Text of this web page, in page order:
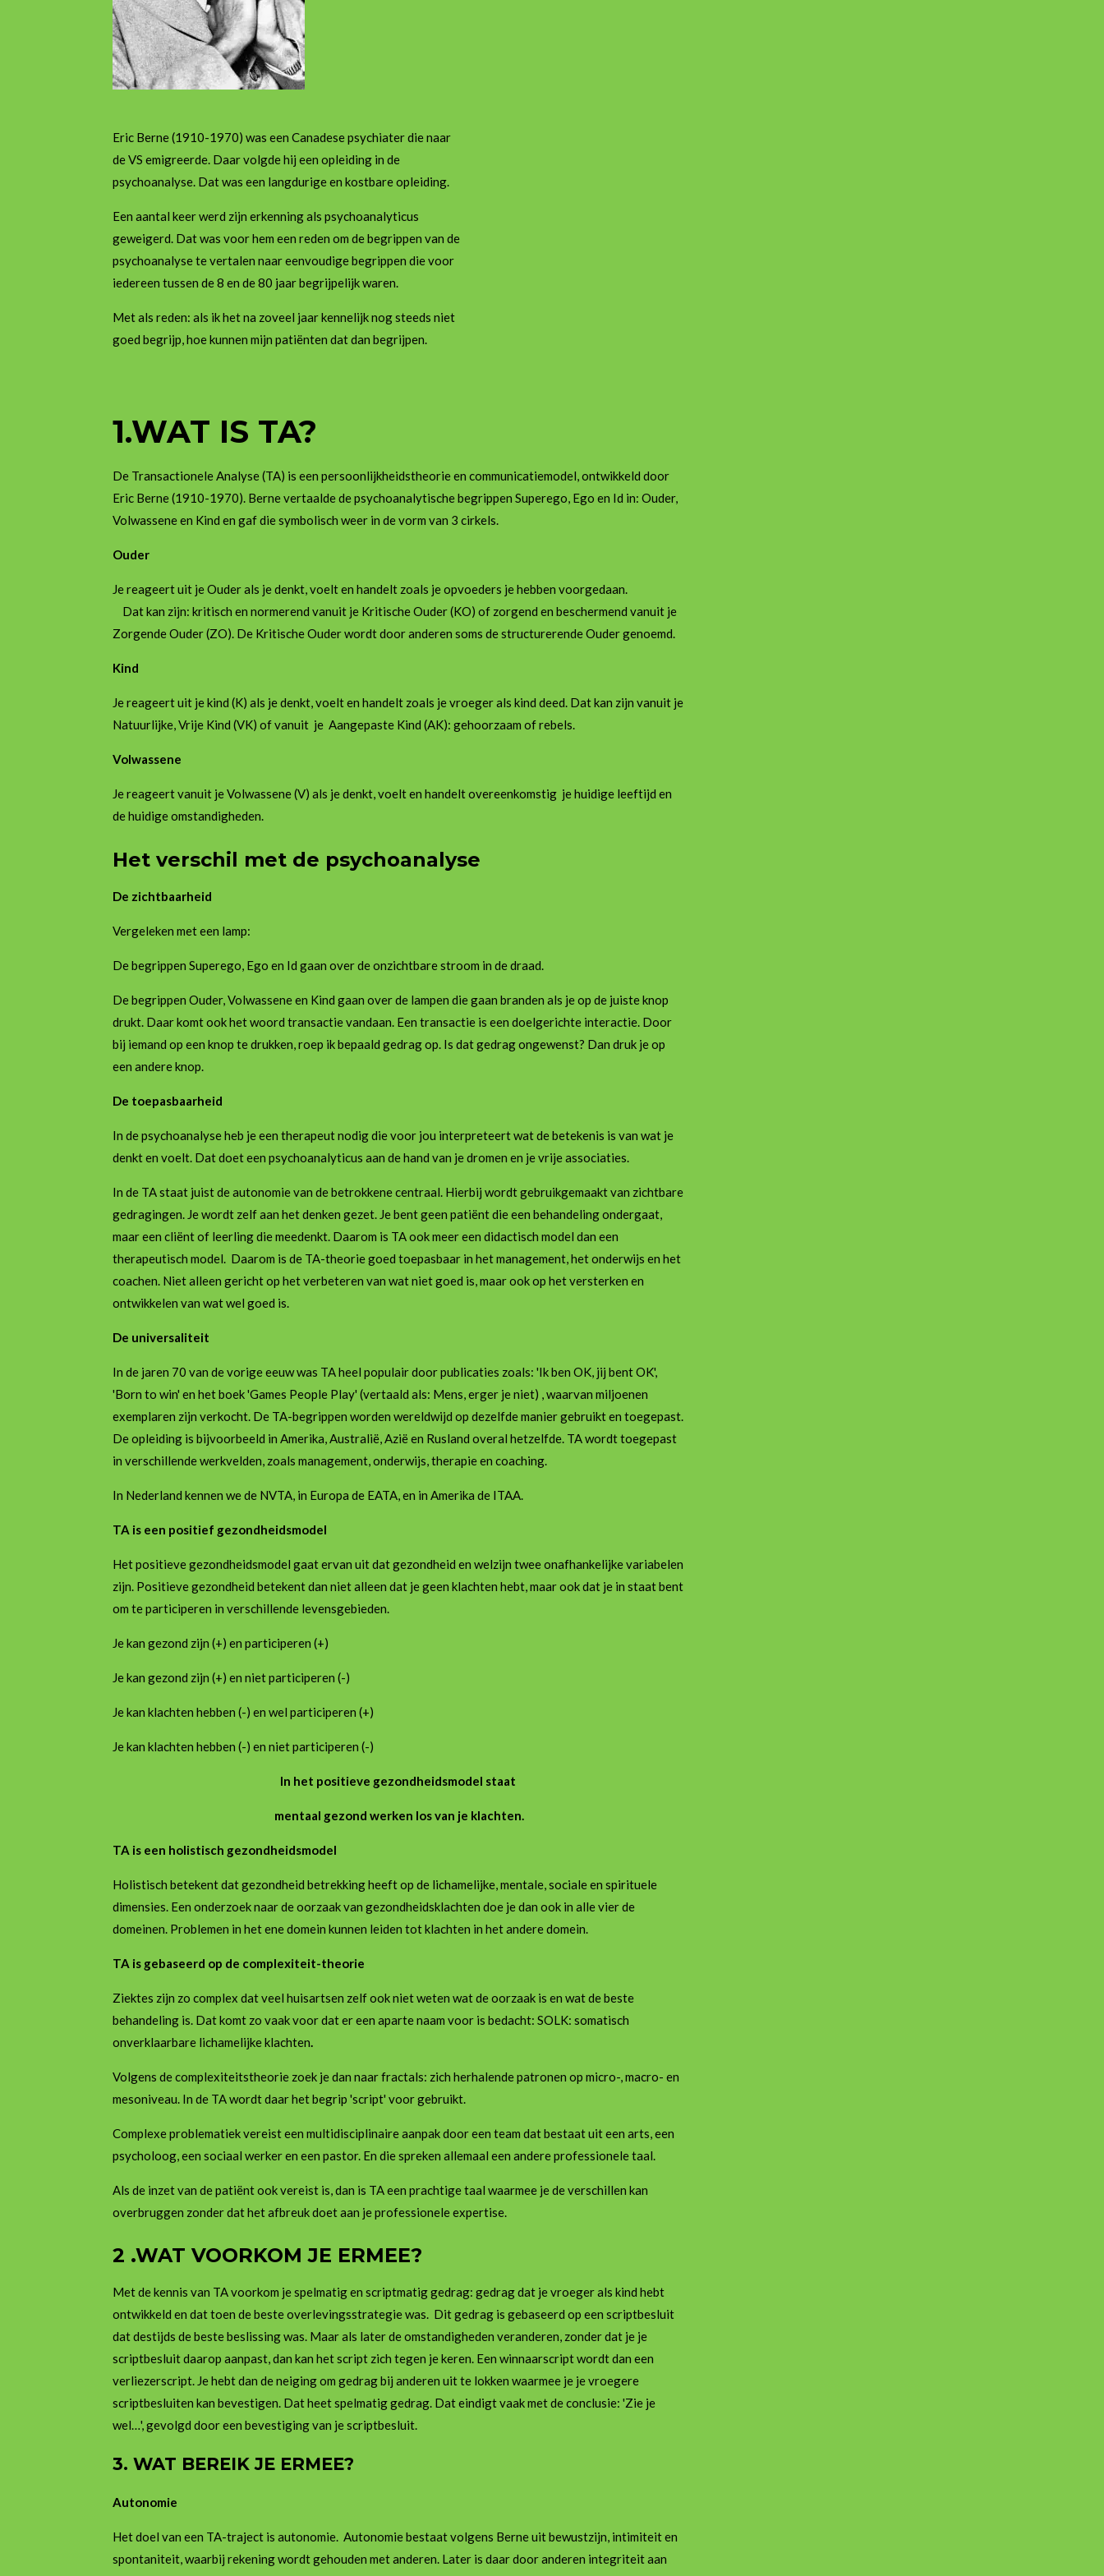
Eric Berne (1910-1970) was een Canadese psychiater die naar
de VS emigreerde. Daar volgde hij een opleiding in de
psychoanalyse. Dat was een langdurige en kostbare opleiding.
Een aantal keer werd zijn erkenning als psychoanalyticus
geweigerd. Dat was voor hem een reden om de begrippen van de
psychoanalyse te vertalen naar eenvoudige begrippen die voor
iedereen tussen de 8 en de 80 jaar begrijpelijk waren.
Met als reden: als ik het na zoveel jaar kennelijk nog steeds niet
goed begrijp, hoe kunnen mijn patiënten dat dan begrijpen.
1.WAT IS TA?
De Transactionele Analyse (TA) is een persoonlijkheidstheorie en communicatiemodel, ontwikkeld door
Eric Berne (1910-1970). Berne vertaalde de psychoanalytische begrippen Superego, Ego en Id in: Ouder,
Volwassene en Kind en gaf die symbolisch weer in de vorm van 3 cirkels.
Ouder
Je reageert uit je Ouder als je denkt, voelt en handelt zoals je opvoeders je hebben voorgedaan.
Dat kan zijn: kritisch en normerend vanuit je Kritische Ouder (KO) of zorgend en beschermend vanuit je
Zorgende Ouder (ZO). De Kritische Ouder wordt door anderen soms de structurerende Ouder genoemd.
Kind
Je reageert uit je kind (K) als je denkt, voelt en handelt zoals je vroeger als kind deed. Dat kan zijn vanuit je
Natuurlijke, Vrije Kind (VK) of vanuit je Aangepaste Kind (AK): gehoorzaam of rebels.
Volwassene
Je reageert vanuit je Volwassene (V) als je denkt, voelt en handelt overeenkomstig je huidige leeftijd en
de huidige omstandigheden.
Het verschil met de psychoanalyse
De zichtbaarheid
Vergeleken met een lamp:
De begrippen Superego, Ego en Id gaan over de onzichtbare stroom in de draad.
De begrippen Ouder, Volwassene en Kind gaan over de lampen die gaan branden als je op de juiste knop
drukt. Daar komt ook het woord transactie vandaan. Een transactie is een doelgerichte interactie. Door
bij iemand op een knop te drukken, roep ik bepaald gedrag op. Is dat gedrag ongewenst? Dan druk je op
een andere knop.
De toepasbaarheid
In de psychoanalyse heb je een therapeut nodig die voor jou interpreteert wat de betekenis is van wat je
denkt en voelt. Dat doet een psychoanalyticus aan de hand van je dromen en je vrije associaties.
In de TA staat juist de autonomie van de betrokkene centraal. Hierbij wordt gebruikgemaakt van zichtbare
gedragingen. Je wordt zelf aan het denken gezet. Je bent geen patiënt die een behandeling ondergaat,
maar een cliënt of leerling die meedenkt. Daarom is TA ook meer een didactisch model dan een
therapeutisch model. Daarom is de TA-theorie goed toepasbaar in het management, het onderwijs en het
coachen. Niet alleen gericht op het verbeteren van wat niet goed is, maar ook op het versterken en
ontwikkelen van wat wel goed is.
De universaliteit
In de jaren 70 van de vorige eeuw was TA heel populair door publicaties zoals: 'Ik ben OK, jij bent OK',
'Born to win' en het boek 'Games People Play' (vertaald als: Mens, erger je niet) , waarvan miljoenen
exemplaren zijn verkocht. De TA-begrippen worden wereldwijd op dezelfde manier gebruikt en toegepast.
De opleiding is bijvoorbeeld in Amerika, Australië, Azië en Rusland overal hetzelfde. TA wordt toegepast
in verschillende werkvelden, zoals management, onderwijs, therapie en coaching.
In Nederland kennen we de NVTA, in Europa de EATA, en in Amerika de ITAA.
TA is een positief gezondheidsmodel
Het positieve gezondheidsmodel gaat ervan uit dat gezondheid en welzijn twee onafhankelijke variabelen
zijn. Positieve gezondheid betekent dan niet alleen dat je geen klachten hebt, maar ook dat je in staat bent
om te participeren in verschillende levensgebieden.
Je kan gezond zijn (+) en participeren (+)
Je kan gezond zijn (+) en niet participeren (-)
Je kan klachten hebben (-) en wel participeren (+)
Je kan klachten hebben (-) en niet participeren (-)
In het positieve gezondheidsmodel staat
mentaal gezond werken los van je klachten.
TA is een holistisch gezondheidsmodel
Holistisch betekent dat gezondheid betrekking heeft op de lichamelijke, mentale, sociale en spirituele
dimensies. Een onderzoek naar de oorzaak van gezondheidsklachten doe je dan ook in alle vier de
domeinen. Problemen in het ene domein kunnen leiden tot klachten in het andere domein.
TA is gebaseerd op de complexiteit-theorie
Ziektes zijn zo complex dat veel huisartsen zelf ook niet weten wat de oorzaak is en wat de beste
behandeling is. Dat komt zo vaak voor dat er een aparte naam voor is bedacht: SOLK: somatisch
onverklaarbare lichamelijke klachten
Volgens de complexiteitstheorie zoek je dan naar fractals: zich herhalende patronen op micro-, macro- en
mesoniveau. In de TA wordt daar het begrip 'script' voor gebruikt.
Complexe problematiek vereist een multidisciplinaire aanpak door een team dat bestaat uit een arts, een
psycholoog, een sociaal werker en een pastor. En die spreken allemaal een andere professionele taal.
Als de inzet van de patiënt ook vereist is, dan is TA een prachtige taal waarmee je de verschillen kan
overbruggen zonder dat het afbreuk doet aan je professionele expertise.
2 .WAT VOORKOM JE ERMEE?
Met de kennis van TA voorkom je spelmatig en scriptmatig gedrag: gedrag dat je vroeger als kind hebt
ontwikkeld en dat toen de beste overlevingsstrategie was. Dit gedrag is gebaseerd op een scriptbesluit
dat destijds de beste beslissing was. Maar als later de omstandigheden veranderen, zonder dat je je
scriptbesluit daarop aanpast, dan kan het script zich tegen je keren. Een winnaarscript wordt dan een
verliezerscript. Je hebt dan de neiging om gedrag bij anderen uit te lokken waarmee je je vroegere
scriptbesluiten kan bevestigen. Dat heet spelmatig gedrag. Dat eindigt vaak met de conclusie: 'Zie je
wel…', gevolgd door een bevestiging van je scriptbesluit.
3. WAT BEREIK JE ERMEE?
Autonomie
Het doel van een TA-traject is autonomie. Autonomie bestaat volgens Berne uit bewustzijn, intimiteit en
spontaniteit, waarbij rekening wordt gehouden met anderen. Later is daar door anderen integriteit aan